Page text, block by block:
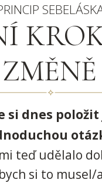
ZMĚNĚ
si dnes
teď udělalo
si to musel/